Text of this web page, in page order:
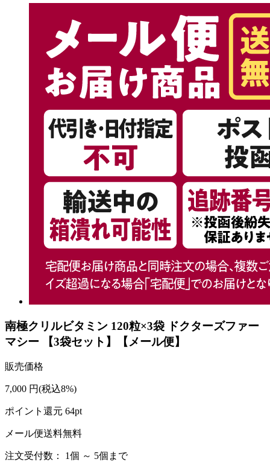
南極クリルビタミン 120粒×3袋 ドクターズファー
マシー 【3袋セット】【メール便】
販売価格
7,000 円(税込8%)
ポイント還元 64pt
メール便送料無料
注文受付数： 1個 ～ 5個まで